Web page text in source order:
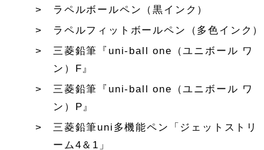
ラペルボールペン（黒インク）
ラペルフィットボールペン（多色インク）
三菱鉛筆『uni-ball one（ユニボール ワ
ン）F』
三菱鉛筆『uni-ball one（ユニボール ワ
ン）P』
三菱鉛筆uni多機能ペン「ジェットストリ
ーム4＆1」